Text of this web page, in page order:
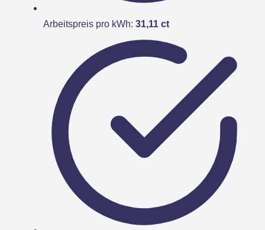
Arbeitspreis pro kWh: 31,11 ct